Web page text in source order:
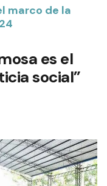
marco de la
es el
social”